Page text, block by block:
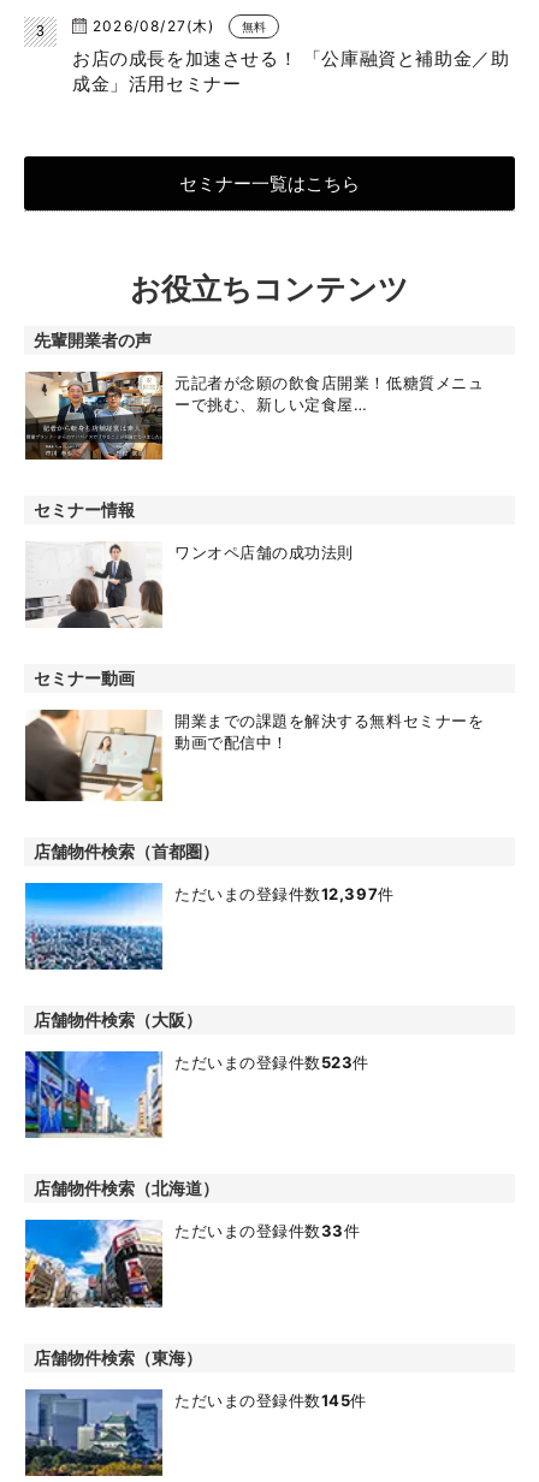
2026/08/27(木) 無料
お店の成長を加速させる！ 「公庫融資と補助金／助
成金」活用セミナー
セミナー一覧はこちら
お役立ちコンテンツ
先輩開業者の声
元記者が念願の飲食店開業！低糖質メニュ
ーで挑む、新しい定食屋…
セミナー情報
ワンオペ店舗の成功法則
セミナー動画
開業までの課題を解決する無料セミナーを
動画で配信中！
店舗物件検索（首都圏）
ただいまの登録件数12,397件
店舗物件検索（大阪）
ただいまの登録件数523件
店舗物件検索（北海道）
ただいまの登録件数33件
店舗物件検索（東海）
ただいまの登録件数145件